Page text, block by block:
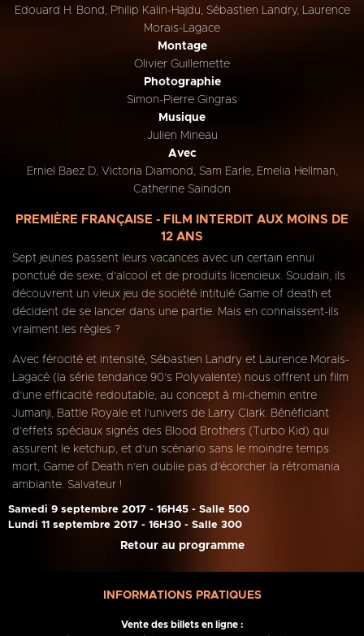
Edouard H. Bond, Philip Kalin-Hajdu, Sébastien Landry, Laurence
Morais-Lagace
Montage
Olivier Guillemette
Photographie
Simon-Pierre Gingras
Musique
Julien Mineau
Avec
Erniel Baez D, Victoria Diamond, Sam Earle, Emelia Hellman,
Catherine Saindon
PREMIÈRE FRANÇAISE - FILM INTERDIT AUX MOINS DE
12 ANS
Sept jeunes passent leurs vacances avec un certain ennui
ponctué de sexe, d’alcool et de produits licencieux. Soudain, ils
découvrent un vieux jeu de société intitulé Game of death et
décident de se lancer dans une partie. Mais en connaissent-ils
vraiment les règles ?
Avec férocité et intensité, Sébastien Landry et Laurence Morais-
Lagacé (la série tendance 90’s Polyvalente) nous offrent un film
d’une efficacité redoutable, au concept à mi-chemin entre
Jumanji, Battle Royale et l’univers de Larry Clark. Bénéficiant
d’effets spéciaux signés des Blood Brothers (Turbo Kid) qui
assurent le ketchup, et d’un scénario sans le moindre temps
mort, Game of Death n’en oublie pas d’écorcher la rétromania
ambiante. Salvateur !
Samedi 9 septembre 2017 - 16H45 - Salle 500
Lundi 11 septembre 2017 - 16H30 - Salle 300
Retour au programme
INFORMATIONS PRATIQUES
Vente des billets en ligne :